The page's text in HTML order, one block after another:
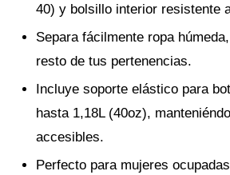
40) y bolsillo interior resistente
Separa fácilmente ropa
resto de tus pertenencias.
Incluye soporte elástico para
hasta 1,18L (40oz),
accesibles.
Perfecto para mujeres